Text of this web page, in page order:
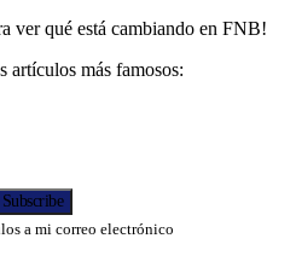
ver qué está cambiando en FNB!
artículos más famosos:
Subscribe
a mi correo electrónico